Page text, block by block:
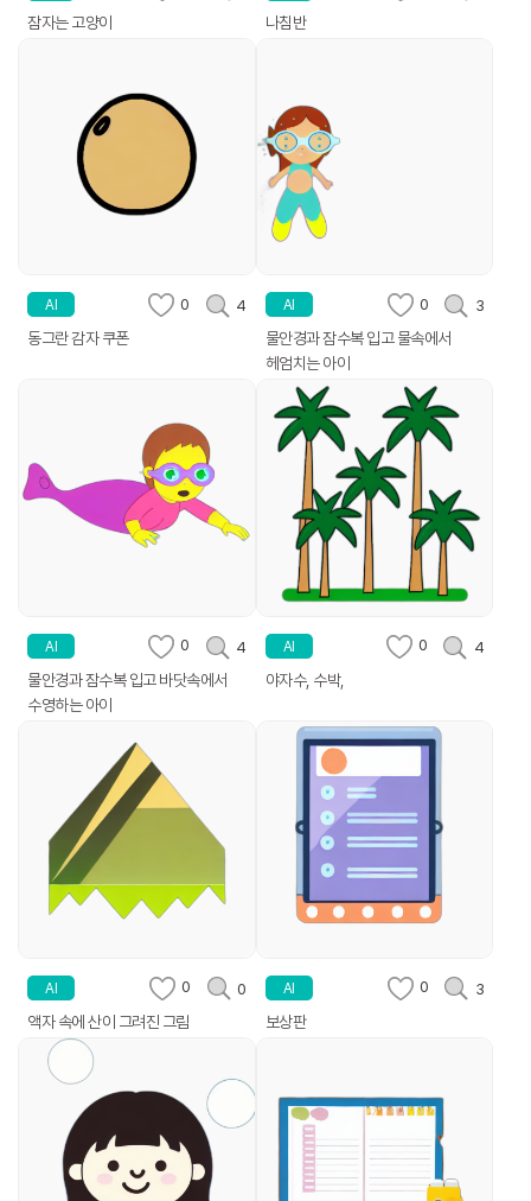
잠자는 고양이 나침반
AI 0 4
동그란 감자 쿠폰
AI 0 3
물안경과 잠수복 입고 물속에서
헤엄치는 아이
AI 0 4
물안경과 잠수복 입고 바닷속에서
수영하는 아이
AI 0 4
야자수, 수박,
AI 0 0
액자 속에 산이 그려진 그림
AI 0 3
보상판